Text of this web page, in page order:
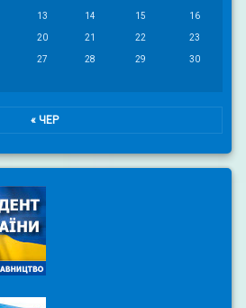
13 14 15 16
20 21 22 23
27 28 29 30
« ЧЕР